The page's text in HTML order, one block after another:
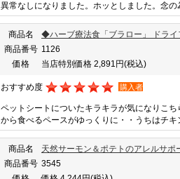
異常なしになりました。ホッとしました。念の
商品名
◆ハーブ療法食「ブラロー」 ドラ
商品番号 1126
価格
当店特別価格 2,891円(税込)
おすすめ度 購入者
ペットシートについたキラキラが気になりこ
から食べるペースがゆっくりに・・うちはチキ
商品名
天然サーモン＆ポテトのアレルサポ
商品番号 3545